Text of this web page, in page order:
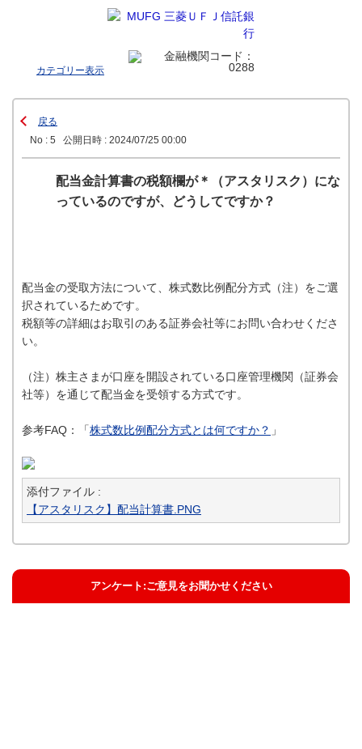
カテゴリー表示
戻る
No : 5
公開日時 : 2024/07/25 00:00
配当金計算書の税額欄が＊（アスタリスク）にな
っているのですが、どうしてですか？
配当金の受取方法について、株式数比例配分方式（注）をご選
択されているためです。
税額等の詳細はお取引のある証券会社等にお問い合わせくださ
い。
（注）株主さまが口座を開設されている口座管理機関（証券会
社等）を通じて配当金を受領する方式です。
参考FAQ：「株式数比例配分方式とは何ですか？ 」
添付ファイル :
【アスタリスク】配当計算書.PNG
アンケート:ご意見をお聞かせください